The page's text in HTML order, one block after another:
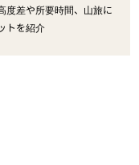
度差や所要時間、山旅に
トを紹介